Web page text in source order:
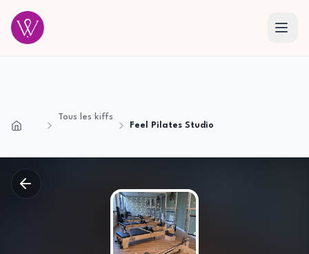
Accueil
Tous les kiffs
Feel Pilates Studio